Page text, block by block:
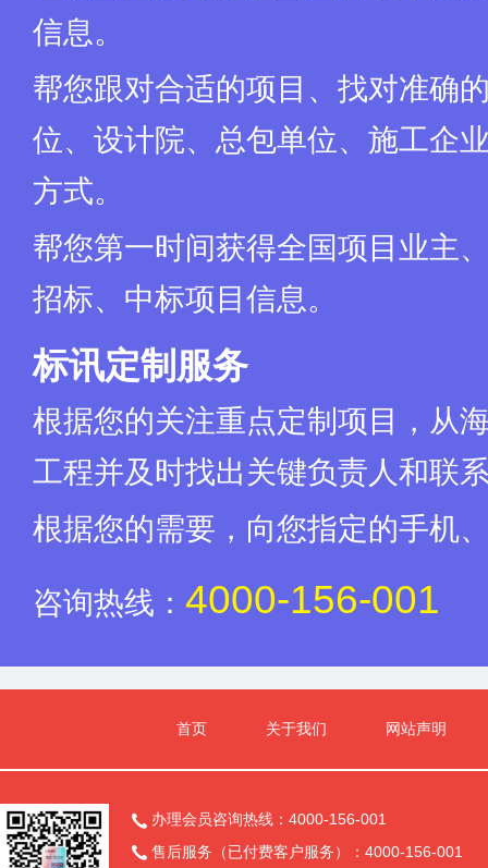
1.满足《中华人民共和国政府采购法》第二十二条规定；
3.本项目的特定资格要求：(略)
三、获取采购文件
时间：(略)
地点：(略)
方式：(略)
售价（元）：(略)
四、响应文件提交（上传）
截止时间：(略)
地点：(略)
五、响应文件开启
地点：(略)
六、公告期限
自本公告发布之日起3个工作日。
七、其他补充事宜
1、本项目实行网上投标，采用电子投标文件。
2、各供应商应在开标前确保成为正式注册入库供应商，并完成CA
(略)。
使用WIN7及以上操作系统。
4、其他事项：
4、对于未预留份额专门面向中小企业的采购项目，以及预留份额项
报价给予(略)%~(略)%（工程项目为3%~5%）的扣除，用扣除后的
采用低价优先法计算价格分的，评标时应当在采用原报价进行评分
信息。
帮您跟对合适的项目、找对准确
位、设计院、总包单位、施工企
方式。
帮您第一时间获得全国项目业主
招标、中标项目信息。
标讯定制服务
根据您的关注重点定制项目，从
工程并及时找出关键负责人和联
根据您的需要，向您指定的手机
咨询热线： 4000-156-001
首页 关于我们 网站声明
 办理会员咨询热线：4000-156-001
 售后服务（已付费客户服务）：4000-156-001